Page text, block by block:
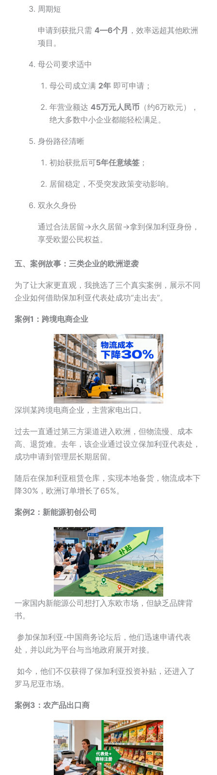
周期短
申请到获批只需 4—6个月 ，效率远超其他欧洲
项目。
母公司要求适中
母公司成立满 2年 即可申请；
年营业额达 45万元人民币 （约6万欧元），
绝大多数中小企业都能轻松满足。
身份路径清晰
初始获批后可5年任意续签 ；
居留稳定，不受突发政策变动影响。
双永久身份
通过合法居留→永久居留→拿到保加利亚身份，
享受欧盟公民权益。
五、案例故事：三类企业的欧洲逆袭
为了让大家更直观，我挑选了三个真实案例，展示不同
企业如何借助保加利亚代表处成功“走出去”。
案例1：跨境电商企业
深圳某跨境电商企业，主营家电出口。
过去一直通过第三方渠道进入欧洲，但物流慢、成本
高、退货难。去年，该企业通过设立保加利亚代表处，
成功申请到管理层长期居留。
随后在保加利亚租赁仓库，实现本地备货，物流成本下
降30%，欧洲订单增长了65%。
案例2：新能源初创公司
一家国内新能源公司想打入东欧市场，但缺乏品牌背
书。
参加保加利亚-中国商务论坛后，他们迅速申请代表
处，并以此为平台与当地政府展开对接。
如今，他们不仅获得了保加利亚投资补贴，还进入了
罗马尼亚市场。
案例3：农产品出口商